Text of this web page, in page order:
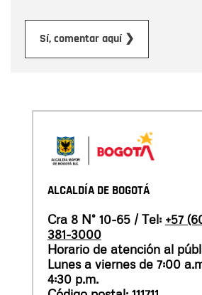
Sí, comentar aquí ❯
ALCALDÍA DE BOGOTÁ
Cra 8 N° 10-65 / Tel: +57
381-3000
Horario de atención al
Lunes a viernes de 7:00
4:30 p.m.